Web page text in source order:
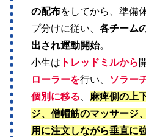
の配布をしてから、準備
プ分けに従い、 各チーム
出され運動開始。
小生は トレッドミルから
ローラーを行い、 ソラー
個別に移る
麻痺側の上
ジ、僧帽筋のマッサージ
用に注文しながら垂直に